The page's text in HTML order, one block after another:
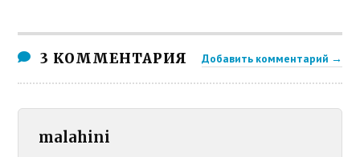
3 КОММЕНТАРИЯ Добавить комментарий →
malahini